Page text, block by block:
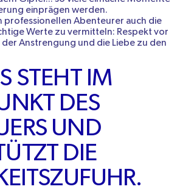
einprägen werden.
professionellen Abenteurer auch die
Werte zu vermitteln: Respekt vor
Anstrengung und die Liebe zu den
STEHT IM
DES
UND
DIE